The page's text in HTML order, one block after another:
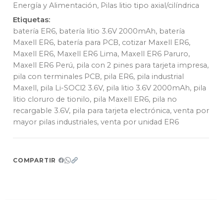
Energía y Alimentación, Pilas litio tipo axial/cilíndrica
Etiquetas:
batería ER6, batería litio 3.6V 2000mAh, batería
Maxell ER6, batería para PCB, cotizar Maxell ER6,
Maxell ER6, Maxell ER6 Lima, Maxell ER6 Paruro,
Maxell ER6 Perú, pila con 2 pines para tarjeta impresa,
pila con terminales PCB, pila ER6, pila industrial
Maxell, pila Li-SOCl2 3.6V, pila litio 3.6V 2000mAh, pila
litio cloruro de tionilo, pila Maxell ER6, pila no
recargable 3.6V, pila para tarjeta electrónica, venta por
mayor pilas industriales, venta por unidad ER6
COMPARTIR